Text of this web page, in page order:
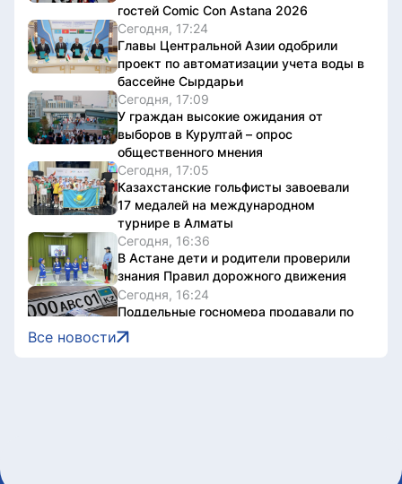
гостей Comic Con Astana 2026
Сегодня, 17:24
Главы Центральной Азии одобрили
проект по автоматизации учета воды в
бассейне Сырдарьи
Сегодня, 17:09
У граждан высокие ожидания от
выборов в Курултай – опрос
общественного мнения
Сегодня, 17:05
Казахстанские гольфисты завоевали
17 медалей на международном
турнире в Алматы
Сегодня, 16:36
В Астане дети и родители проверили
знания Правил дорожного движения
Сегодня, 16:24
Поддельные госномера продавали по
всему Казахстану, организатор
незаконной схемы задержан
Все новости